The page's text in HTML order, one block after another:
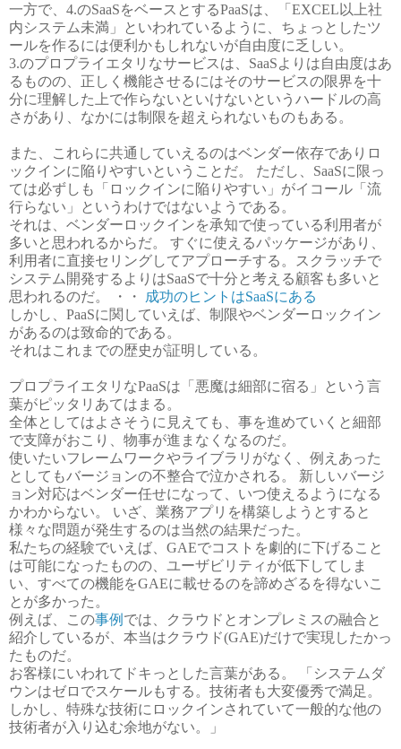
一方で、4.のSaaSをベースとするPaaSは、「EXCEL以上社
内システム未満」といわれているように、ちょっとしたツ
ールを作るには便利かもしれないが自由度に乏しい。
3.のプロプライエタリなサービスは、SaaSよりは自由度はあ
るものの、正しく機能させるにはそのサービスの限界を十
分に理解した上で作らないといけないというハードルの高
さがあり、なかには制限を超えられないものもある。
また、これらに共通していえるのはベンダー依存でありロ
ックインに陥りやすいということだ。 ただし、SaaSに限っ
ては必ずしも「ロックインに陥りやすい」がイコール「流
行らない」というわけではないようである。
それは、ベンダーロックインを承知で使っている利用者が
多いと思われるからだ。 すぐに使えるパッケージがあり、
利用者に直接セリングしてアプローチする。スクラッチで
システム開発するよりはSaaSで十分と考える顧客も多いと
思われるのだ。 ・・
成功のヒントはSaaSにある
しかし、PaaSに関していえば、制限やベンダーロックイン
があるのは致命的である。
それはこれまでの歴史が証明している。
プロプライエタリなPaaSは「悪魔は細部に宿る」という言
葉がピッタリあてはまる。
全体としてはよさそうに見えても、事を進めていくと細部
で支障がおこり、物事が進まなくなるのだ。
使いたいフレームワークやライブラリがなく、例えあった
としてもバージョンの不整合で泣かされる。 新しいバージ
ョン対応はベンダー任せになって、いつ使えるようになる
かわからない。 いざ、業務アプリを構築しようとすると
様々な問題が発生するのは当然の結果だった。
私たちの経験でいえば、GAEでコストを劇的に下げること
は可能になったものの、ユーザビリティが低下してしま
い、すべての機能をGAEに載せるのを諦めざるを得ないこ
とが多かった。
例えば、この事例 では、クラウドとオンプレミスの融合と
紹介しているが、本当はクラウド(GAE)だけで実現したかっ
たものだ。
お客様にいわれてドキっとした言葉がある。 「システムダ
ウンはゼロでスケールもする。技術者も大変優秀で満足。
しかし、特殊な技術にロックインされていて一般的な他の
技術者が入り込む余地がない。」